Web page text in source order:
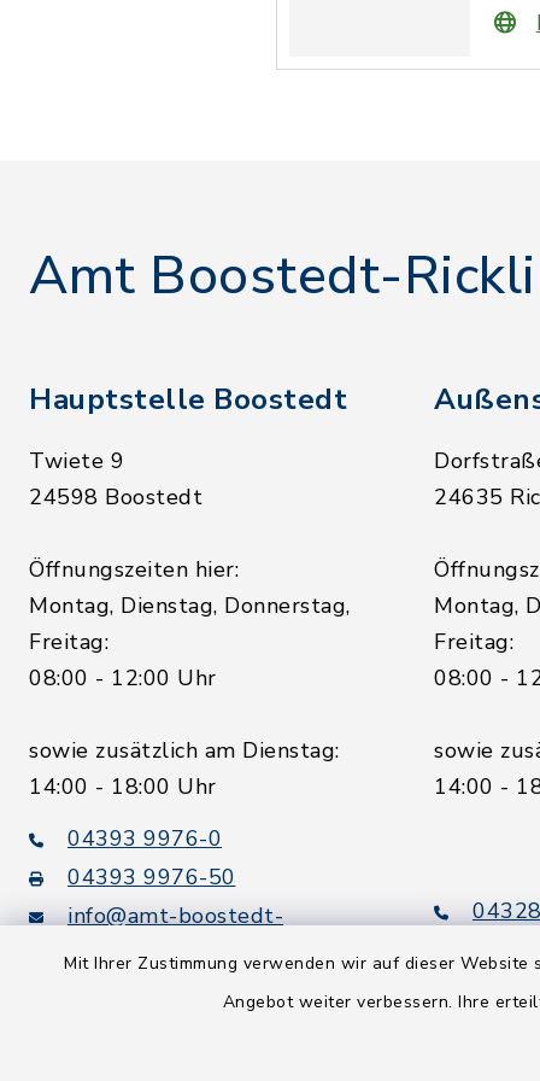
Mit Ihrer Zustimmung verwenden wir auf dieser
Angebot weiter verbessern. Ihre
Amt Boostedt-
Hauptstelle Boostedt
Twiete 9
24598 Boostedt
Öffnungszeiten hier:
Montag, Dienstag, Donnerstag,
Freitag:
08:00 - 12:00 Uhr
sowie zusätzlich am Dienstag:
14:00 - 18:00 Uhr
04393 9976-0
04393 9976-50
info@amt-boostedt-
24635
Montag,
Freitag:
08:00 -
sowie
14:00 -
rickling.de